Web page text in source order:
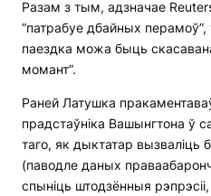
Разам з тым, адзначае
“патрабуе дбайных
паездка можа быць
момант”.
Раней Латушка
прадстаўніка Вашынгтона ў
таго, як дыктатар вызваліць
(паводле даных
спыніць штодзённыя